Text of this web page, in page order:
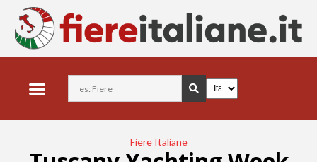
Fiere Italiane